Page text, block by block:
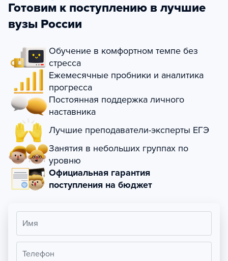
Готовим к поступлению в лучшие
вузы России
Обучение в комфортном темпе без
стресса
Ежемесячные пробники и аналитика
прогресса
Постоянная поддержка личного
наставника
Лучшие преподаватели-эксперты ЕГЭ
Занятия в небольших группах по
уровню
Официальная гарантия
поступления на бюджет
Имя
Телефон